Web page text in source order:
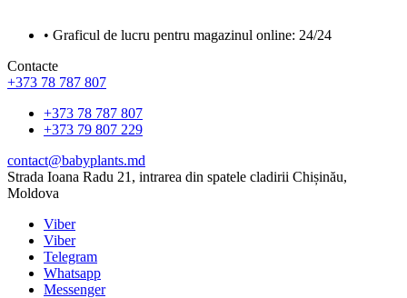
• Graficul de lucru pentru magazinul online: 24/24
Contacte
+373 78 787 807
+373 78 787 807
+373 79 807 229
contact@babyplants.md
Strada Ioana Radu 21, intrarea din spatele cladirii Chișinău,
Moldova
Viber
Viber
Telegram
Whatsapp
Messenger